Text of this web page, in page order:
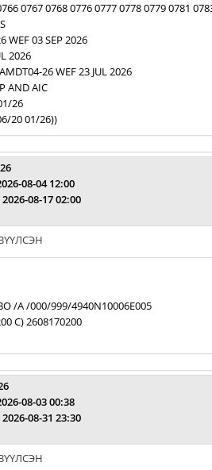
0767 0768 0776 0777 0778 0779 0781
WEF 03 SEP 2026
2026
26 WEF 23 JUL 2026
AND AIC
26
20 01/26))
08-04 12:00
2026-08-17 02:00
/A /000/999/4940N10006E005
C) 2608170200
08-03 00:38
2026-08-31 23:30